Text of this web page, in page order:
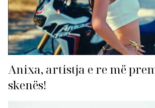
Anixa, artistja e re më
skenës!